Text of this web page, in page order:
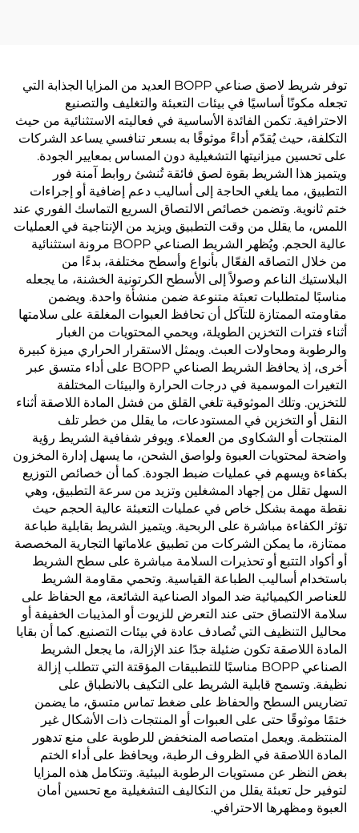
توفر شريط لاصق صناعي BOPP العديد من المزايا الجذابة التي
تجعله مكونًا أساسيًا في بيئات التعبئة والتغليف والتصنيع
الاحترافية. تكمن الفائدة الأساسية في فعاليته الاستثنائية من حيث
التكلفة، حيث يُقدّم أداءً موثوقًا به بسعر تنافسي يساعد الشركات
على تحسين ميزانيتها التشغيلية دون المساس بمعايير الجودة.
ويتميز هذا الشريط بقوة لصق فائقة تُنشئ روابط آمنة فور
التطبيق، مما يلغي الحاجة إلى أساليب دعم إضافية أو إجراءات
ختم ثانوية. وتضمن خصائص الالتصاق السريع التماسك الفوري عند
اللمس، ما يقلل من وقت التطبيق ويزيد من الإنتاجية في العمليات
عالية الحجم. ويُظهر الشريط الصناعي BOPP مرونة استثنائية
من خلال التصاقه الفعّال بأنواع وأسطح مختلفة، بدءًا من
البلاستيك الناعم وصولاً إلى الأسطح الكرتونية الخشنة، ما يجعله
مناسبًا لمتطلبات تعبئة متنوعة ضمن منشأة واحدة. ويضمن
مقاومته الممتازة للتآكل أن تحافظ العبوات المغلقة على سلامتها
أثناء فترات التخزين الطويلة، ويحمي المحتويات من الغبار
والرطوبة ومحاولات العبث. ويمثل الاستقرار الحراري ميزة كبيرة
أخرى، إذ يحافظ الشريط الصناعي BOPP على أداء متسق عبر
التغيرات الموسمية في درجات الحرارة والبيئات المختلفة
للتخزين. وتلك الموثوقية تلغي القلق من فشل المادة اللاصقة أثناء
النقل أو التخزين في المستودعات، ما يقلل من خطر تلف
المنتجات أو الشكاوى من العملاء. ويوفر شفافية الشريط رؤية
واضحة لمحتويات العبوة ولواصق الشحن، ما يسهل إدارة المخزون
بكفاءة ويسهم في عمليات ضبط الجودة. كما أن خصائص التوزيع
السهل تقلل من إجهاد المشغلين وتزيد من سرعة التطبيق، وهي
نقطة مهمة بشكل خاص في عمليات التعبئة عالية الحجم حيث
تؤثر الكفاءة مباشرة على الربحية. ويتميز الشريط بقابلية طباعة
ممتازة، ما يمكن الشركات من تطبيق علاماتها التجارية المخصصة
أو أكواد التتبع أو تحذيرات السلامة مباشرة على سطح الشريط
باستخدام أساليب الطباعة القياسية. وتحمي مقاومة الشريط
للعناصر الكيميائية ضد المواد الصناعية الشائعة، مع الحفاظ على
سلامة الالتصاق حتى عند التعرض للزيوت أو المذيبات الخفيفة أو
محاليل التنظيف التي تُصادف عادة في بيئات التصنيع. كما أن بقايا
المادة اللاصقة تكون ضئيلة جدًا عند الإزالة، ما يجعل الشريط
الصناعي BOPP مناسبًا للتطبيقات المؤقتة التي تتطلب إزالة
نظيفة. وتسمح قابلية الشريط على التكيف بالانطباق على
تضاريس السطح والحفاظ على ضغط تماس متسق، ما يضمن
ختمًا موثوقًا حتى على العبوات أو المنتجات ذات الأشكال غير
المنتظمة. ويعمل امتصاصه المنخفض للرطوبة على منع تدهور
المادة اللاصقة في الظروف الرطبة، ويحافظ على أداء الختم
بغض النظر عن مستويات الرطوبة البيئية. وتتكامل هذه المزايا
لتوفير حل تعبئة يقلل من التكاليف التشغيلية مع تحسين أمان
العبوة ومظهرها الاحترافي.